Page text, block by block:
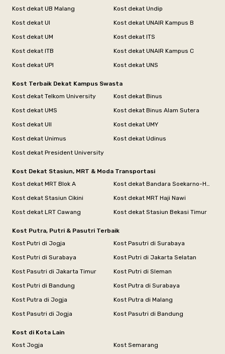
Kost dekat UB Malang
Kost dekat Undip
Kost dekat UI
Kost dekat UNAIR Kampus B
Kost dekat UM
Kost dekat ITS
Kost dekat ITB
Kost dekat UNAIR Kampus C
Kost dekat UPI
Kost dekat UNS
Kost Terbaik Dekat Kampus Swasta
Kost dekat Telkom University
Kost dekat Binus
Kost dekat UMS
Kost dekat Binus Alam Sutera
Kost dekat UII
Kost dekat UMY
Kost dekat Unimus
Kost dekat Udinus
Kost dekat President University
Kost Dekat Stasiun, MRT & Moda Transportasi
Kost dekat MRT Blok A
Kost dekat Bandara Soekarno-Hatta
Kost dekat Stasiun Cikini
Kost dekat MRT Haji Nawi
Kost dekat LRT Cawang
Kost dekat Stasiun Bekasi Timur
Kost Putra, Putri & Pasutri Terbaik
Kost Putri di Jogja
Kost Pasutri di Surabaya
Kost Putri di Surabaya
Kost Putri di Jakarta Selatan
Kost Pasutri di Jakarta Timur
Kost Putri di Sleman
Kost Putri di Bandung
Kost Putra di Surabaya
Kost Putra di Jogja
Kost Putra di Malang
Kost Pasutri di Jogja
Kost Pasutri di Bandung
Kost di Kota Lain
Kost Jogja
Kost Semarang